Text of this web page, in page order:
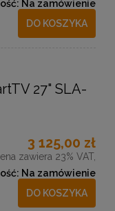
Na zamówienie
DO KOSZYKA
27" SLA-
3 125,00 zł
zawiera 23% VAT,
Na zamówienie
DO KOSZYKA